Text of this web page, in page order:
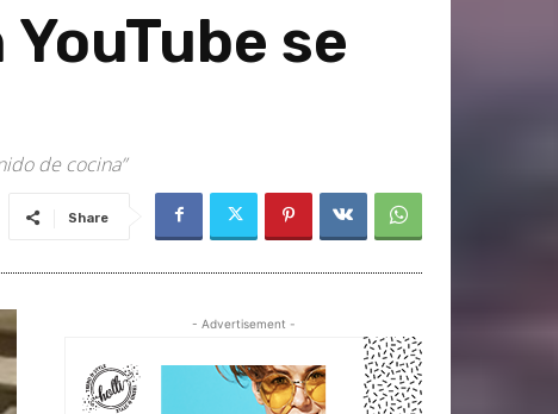
se
de cocina”
Share
- Advertisement -